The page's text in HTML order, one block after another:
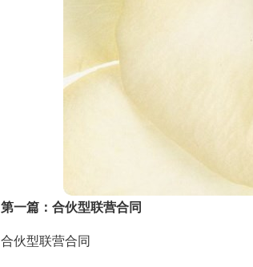
第一篇：合伙型联营合同
合伙型联营合同